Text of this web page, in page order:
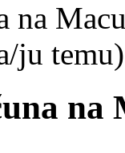
na
ju
na